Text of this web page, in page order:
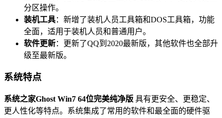
分区操作。
装机工具：新增了装机人员工具箱和DOS工具箱，功能
全面，适用于装机人员和普通用户。
软件更新：更新了QQ到2020最新版，其他软件也全部升
级至最新版。
系统特点
系统之家Ghost Win7 64位完美纯净版 具有更安全、更稳定、
更人性化等特点。系统集成了常用的软件和最全面的硬件驱